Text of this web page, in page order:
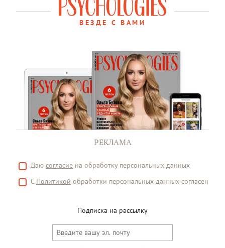
ВЕЗДЕ С ВАМИ
РЕКЛАМА
Даю согласие на обработку персональных данных
С Политикой обработки персональных данных согласен
Подписка на рассылку